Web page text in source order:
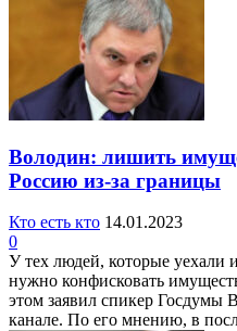
Володин: лишить
Россию из-за границы
Кто есть кто 14.01.2023
0
У тех людей, которые уехали
нужно конфисковать
этом заявил спикер Госдумы
канале. По его мнению, в